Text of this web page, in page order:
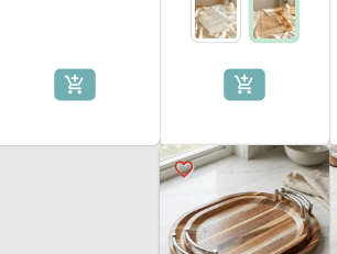
add_shopping_cart
add_shopping_cart
favorite_border